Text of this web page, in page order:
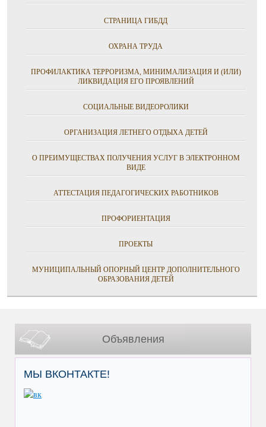
СТРАНИЦА ГИБДД
ОХРАНА ТРУДА
ПРОФИЛАКТИКА ТЕРРОРИЗМА, МИНИМАЛИЗАЦИЯ И (ИЛИ)
ЛИКВИДАЦИЯ ЕГО ПРОЯВЛЕНИЙ
СОЦИАЛЬНЫЕ ВИДЕОРОЛИКИ
ОРГАНИЗАЦИЯ ЛЕТНЕГО ОТДЫХА ДЕТЕЙ
О ПРЕИМУЩЕСТВАХ ПОЛУЧЕНИЯ УСЛУГ В ЭЛЕКТРОННОМ
ВИДЕ
АТТЕСТАЦИЯ ПЕДАГОГИЧЕСКИХ РАБОТНИКОВ
ПРОФОРИЕНТАЦИЯ
ПРОЕКТЫ
МУНИЦИПАЛЬНЫЙ ОПОРНЫЙ ЦЕНТР ДОПОЛНИТЕЛЬНОГО
ОБРАЗОВАНИЯ ДЕТЕЙ
Объявления
МЫ ВКОНТАКТЕ!